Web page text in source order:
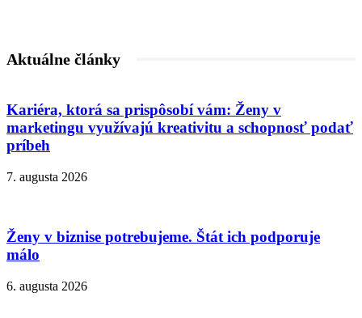
Aktuálne články
Kariéra, ktorá sa prispôsobí vám: Ženy v
marketingu využívajú kreativitu a schopnosť podať
príbeh
7. augusta 2026
Ženy v biznise potrebujeme. Štát ich podporuje
málo
6. augusta 2026